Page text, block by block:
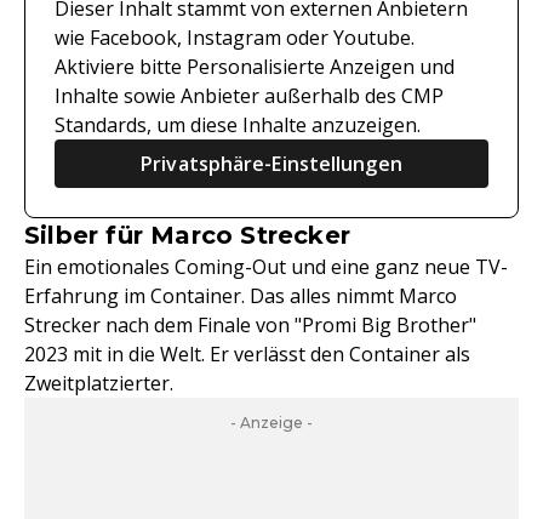
Dieser Inhalt stammt von externen Anbietern
wie Facebook, Instagram oder Youtube.
Aktiviere bitte Personalisierte Anzeigen und
Inhalte sowie Anbieter außerhalb des CMP
Standards, um diese Inhalte anzuzeigen.
Privatsphäre-Einstellungen
Silber für Marco Strecker
Ein emotionales Coming-Out und eine ganz neue TV-
Erfahrung im Container. Das alles nimmt Marco
Strecker nach dem Finale von "Promi Big Brother"
2023 mit in die Welt. Er verlässt den Container als
Zweitplatzierter.
- Anzeige -